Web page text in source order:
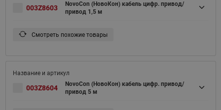
003Z8603
NovoCon (НовоКон) кабель цифр. привод/
привод 1,5 м
Смотреть похожие товары
003Z8604
NovoCon (НовоКон) кабель цифр. привод/
привод 5 м